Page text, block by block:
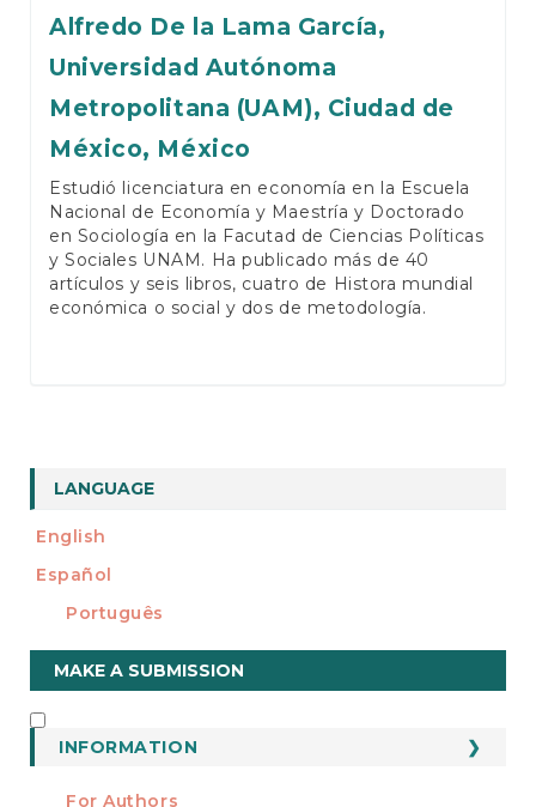
Alfredo De la Lama García,
Universidad Autónoma
Metropolitana (UAM), Ciudad de
México, México
Estudió licenciatura en economía en la Escuela
Nacional de Economía y Maestría y Doctorado
en Sociología en la Facutad de Ciencias Políticas
y Sociales UNAM. Ha publicado más de 40
artículos y seis libros, cuatro de Histora mundial
económica o social y dos de metodología.
LANGUAGE
English
Español
Português
Make
a
Submission
MAKE A SUBMISSION
INFORMATION
For Authors